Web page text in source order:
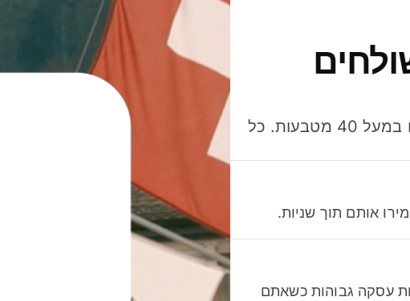
חסכו כסף כשאתo שולחים, מוציאים ומקבלים תשלום במעל 40 מטבעות. כל
אותם תוך שניות.
עסקה גבוהות כשאתם